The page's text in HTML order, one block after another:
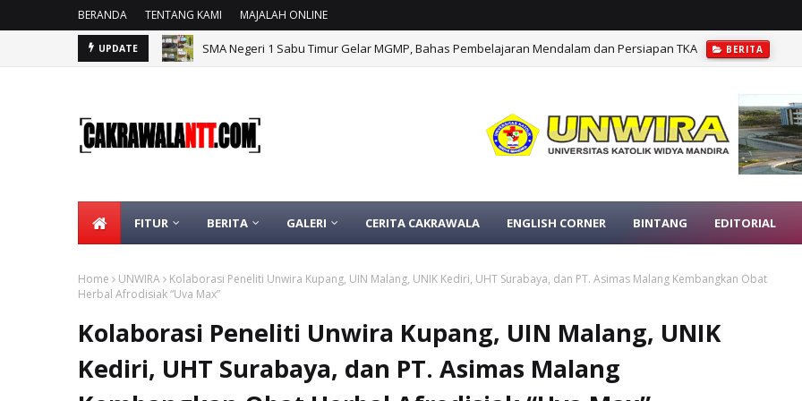
BERANDA TENTANG KAMI MAJALAH ONLINE
UPDATE SMA Negeri 1 Sabu Timur Gelar MGMP, Bahas Pembelajaran Mendalam dan Persiapan TKA BERITA
FITUR BERITA GALERI CERITA CAKRAWALA ENGLISH CORNER BINTANG EDITORIAL
Home UNWIRA
Kolaborasi Peneliti Unwira Kupang, UIN Malang, UNIK Kediri, UHT Surabaya, dan PT. Asimas Malang Kembangkan Obat
Herbal Afrodisiak “Uva Max”
Kolaborasi Peneliti Unwira Kupang, UIN Malang, UNIK
Kediri, UHT Surabaya, dan PT. Asimas Malang